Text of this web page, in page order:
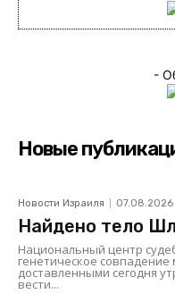
-
Новые
Новости Израиля 07.08.2026
Найдено тело
Национальный центр
генетическое
доставленными сегодня
вести...